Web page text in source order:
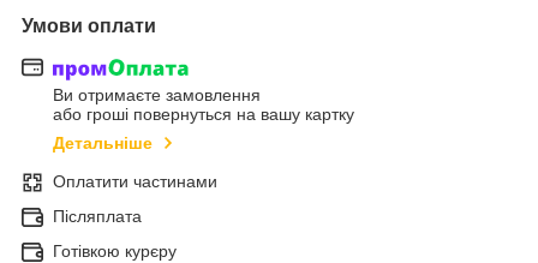
Умови оплати
Ви отримаєте замовлення
або гроші повернуться на вашу картку
Детальніше
Оплатити частинами
Післяплата
Готівкою курєру